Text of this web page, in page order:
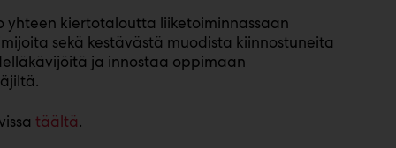
yhteen kiertotaloutta liiketoiminnassaan
sekä kestävästä muodista kiinnostuneita
ja innostaa oppimaan
täältä.